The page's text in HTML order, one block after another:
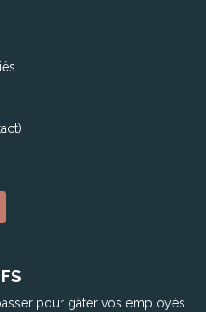
pour gâter vos employés